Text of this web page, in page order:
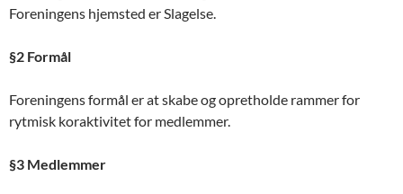
Foreningens hjemsted er Slagelse.
§2 Formål
Foreningens formål er at skabe og opretholde rammer for
rytmisk koraktivitet for medlemmer.
§3 Medlemmer